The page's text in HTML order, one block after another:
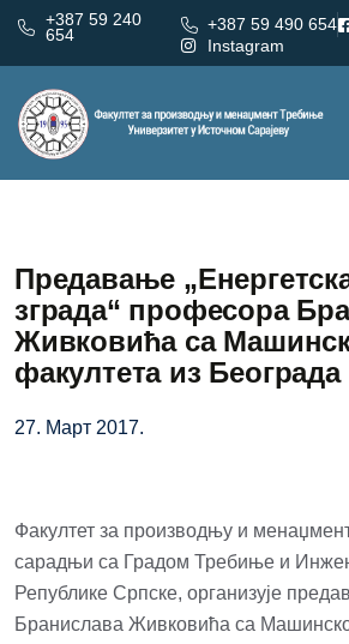
+387 59 240
654
+387 59 490 654
Instagram
Предавање
зграда“ професора
Живковића са
факултета из Београда
27. Март 2017.
Факултет за производњу и
сарадњи са Градом Требиње и
Републике Српске, организује
Бранислава Живковића са